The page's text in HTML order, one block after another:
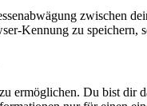
zwischen
Kennung zu
ermöglichen. Du bist